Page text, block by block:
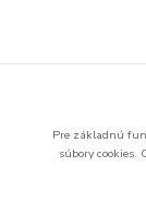
Pre základnú
súbory cookies.